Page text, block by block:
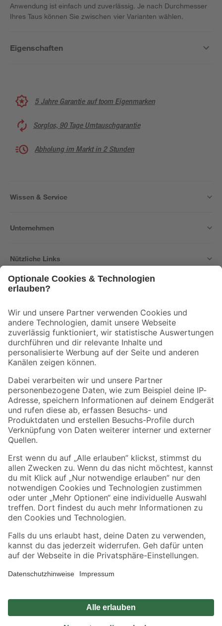
Anwendung ist einfach und zuverlässig. Je nach Durchmesser
Ihres Taus können Sie zwischen vier Varianten wählen.
Eigenschaften
5 Jahre Garantie auf toom Eigenmarken
Sorglos, 90 Tage Umtauschgarantie
Abholung im Markt in 2 Stunden
Wissen & Service
Unternehmen
Nützliche Links
Der toom Newsletter: Keine Angebote und Aktionen mehr verpassen!
Zur Newsletter Anmeldung
Folge uns
Zahlungsarten Versandarten
Sicher einkaufen
Jetzt die toom-App herunterladen
Alle Preisangaben in EUR inkl. gesetzl. MwSt.. Die dargestellten Angebote sind unter
Umständen nicht in allen Märkten verfügbar. Die angegebenen Verfügbarkeiten beziehen
Produkte nur solange der Vorrat reicht.
*Paketversand ab 59 € versandkostenfrei, gilt nicht für Artikel mit Speditionsversand, hier
Privatsphäre Impressum
Nutzungsbedingungen
Widerrufsrecht
Vertrag widerrufen